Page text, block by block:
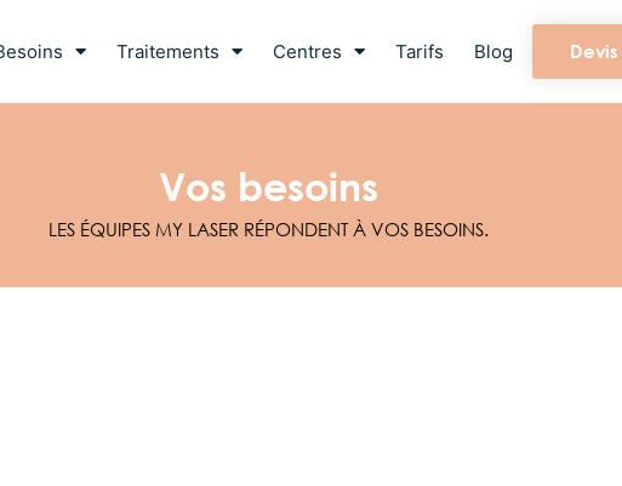
Traitements Centres Tarifs Blog
Vos besoins
LES ÉQUIPES MY LASER RÉPONDENT À VOS BESOINS.